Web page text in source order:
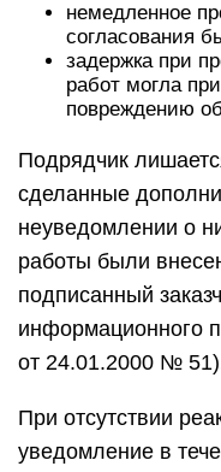
немедленное
согласования
задержка при
работ могла
повреждению
Подрядчик
сделанные
неуведомлении о
работы были
подписанный
информационного
от 24.01.2000 №
При отсутствии
уведомление в